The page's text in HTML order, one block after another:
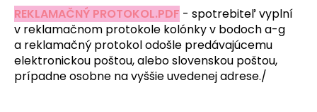
REKLAMAČNÝ PROTOKOL.PDF - spotrebiteľ vyplní
v reklamačnom protokole kolónky v bodoch a-g
a reklamačný protokol odošle predávajúcemu
elektronickou poštou, alebo slovenskou poštou,
prípadne osobne na vyššie uvedenej adrese./